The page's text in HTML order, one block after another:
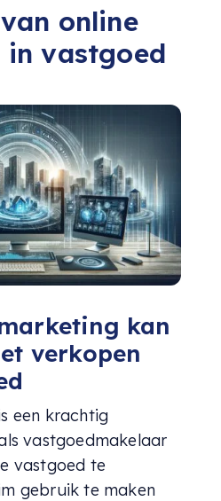
online
vastgoed
kan
verkopen
een krachtig
vastgoedmakelaar
vastgoed te
gebruik te maken